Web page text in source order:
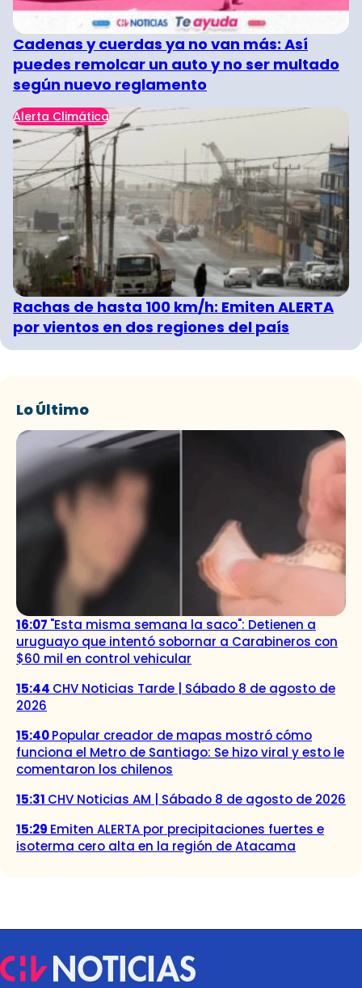
Cadenas y cuerdas ya no van más: Así
puedes remolcar un auto y no ser multado
según nuevo reglamento
Alerta Climática
Rachas de hasta 100 km/h: Emiten ALERTA
por vientos en dos regiones del país
Lo Último
16:07 "Esta misma semana la saco": Detienen a
uruguayo que intentó sobornar a Carabineros con
$60 mil en control vehicular
15:44 CHV Noticias Tarde | Sábado 8 de agosto de
2026
15:40Popular creador de mapas mostró cómo
funciona el Metro de Santiago: Se hizo viral y esto le
comentaron los chilenos
15:31 CHV Noticias AM | Sábado 8 de agosto de 2026
15:29 Emiten ALERTA por precipitaciones fuertes e
isoterma cero alta en la región de Atacama